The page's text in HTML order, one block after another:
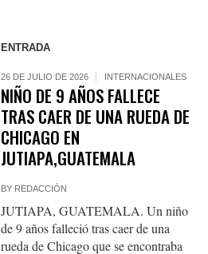
ENTRADA
26 DE JULIO DE 2026 INTERNACIONALES
NIÑO DE 9 AÑOS FALLECE
TRAS CAER DE UNA RUEDA DE
CHICAGO EN
JUTIAPA,GUATEMALA
BY REDACCIÓN
JUTIAPA, GUATEMALA. Un niño
de 9 años falleció tras caer de una
rueda de Chicago que se encontraba